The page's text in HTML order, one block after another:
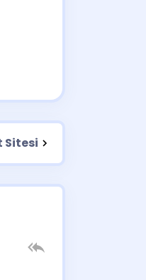
Sitesi